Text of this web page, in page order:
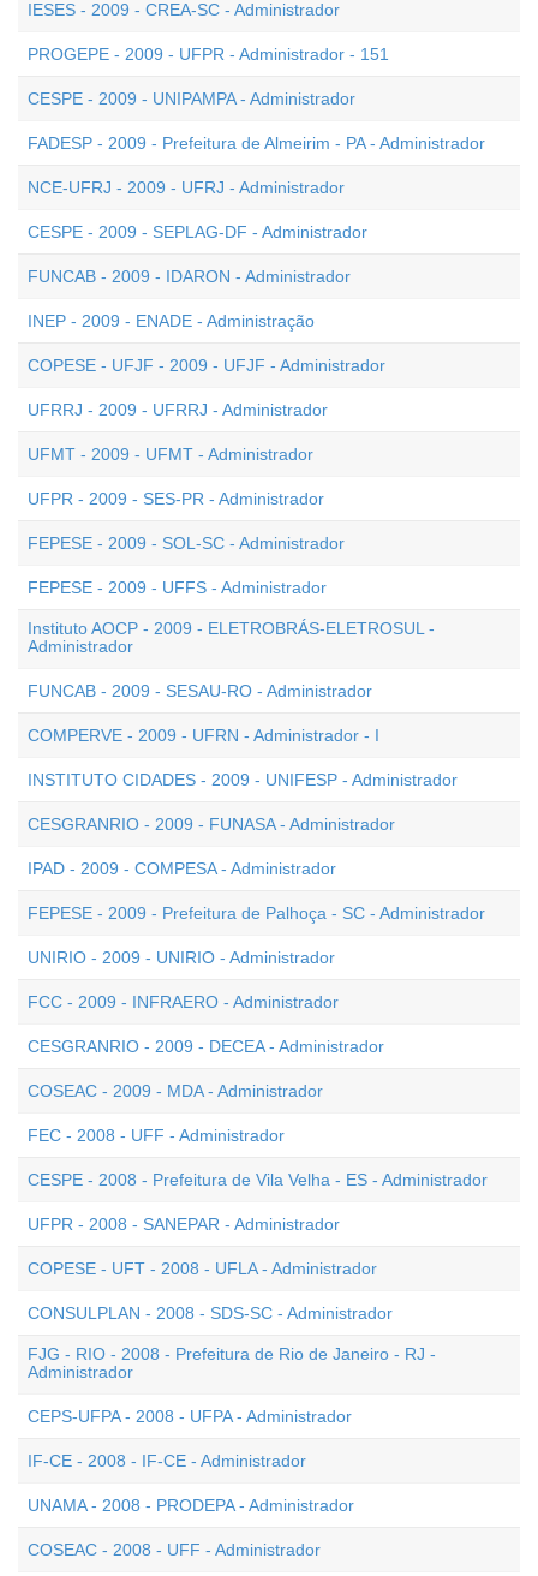
IESES - 2009 - CREA-SC - Administrador
PROGEPE - 2009 - UFPR - Administrador - 151
CESPE - 2009 - UNIPAMPA - Administrador
FADESP - 2009 - Prefeitura de Almeirim - PA - Administrador
NCE-UFRJ - 2009 - UFRJ - Administrador
CESPE - 2009 - SEPLAG-DF - Administrador
FUNCAB - 2009 - IDARON - Administrador
INEP - 2009 - ENADE - Administração
COPESE - UFJF - 2009 - UFJF - Administrador
UFRRJ - 2009 - UFRRJ - Administrador
UFMT - 2009 - UFMT - Administrador
UFPR - 2009 - SES-PR - Administrador
FEPESE - 2009 - SOL-SC - Administrador
FEPESE - 2009 - UFFS - Administrador
Instituto AOCP - 2009 - ELETROBRÁS-ELETROSUL -
Administrador
FUNCAB - 2009 - SESAU-RO - Administrador
COMPERVE - 2009 - UFRN - Administrador - I
INSTITUTO CIDADES - 2009 - UNIFESP - Administrador
CESGRANRIO - 2009 - FUNASA - Administrador
IPAD - 2009 - COMPESA - Administrador
FEPESE - 2009 - Prefeitura de Palhoça - SC - Administrador
UNIRIO - 2009 - UNIRIO - Administrador
FCC - 2009 - INFRAERO - Administrador
CESGRANRIO - 2009 - DECEA - Administrador
COSEAC - 2009 - MDA - Administrador
FEC - 2008 - UFF - Administrador
CESPE - 2008 - Prefeitura de Vila Velha - ES - Administrador
UFPR - 2008 - SANEPAR - Administrador
COPESE - UFT - 2008 - UFLA - Administrador
CONSULPLAN - 2008 - SDS-SC - Administrador
FJG - RIO - 2008 - Prefeitura de Rio de Janeiro - RJ -
Administrador
CEPS-UFPA - 2008 - UFPA - Administrador
IF-CE - 2008 - IF-CE - Administrador
UNAMA - 2008 - PRODEPA - Administrador
COSEAC - 2008 - UFF - Administrador